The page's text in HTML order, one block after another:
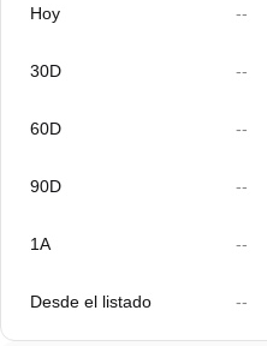
Hoy --
30D --
60D --
90D --
1A --
Desde el listado --